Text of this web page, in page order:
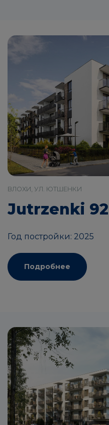
ВЛОХИ, УЛ. ЮТШЕНКИ
Jutrzenki 92
Год постройки: 2025
Подробнее